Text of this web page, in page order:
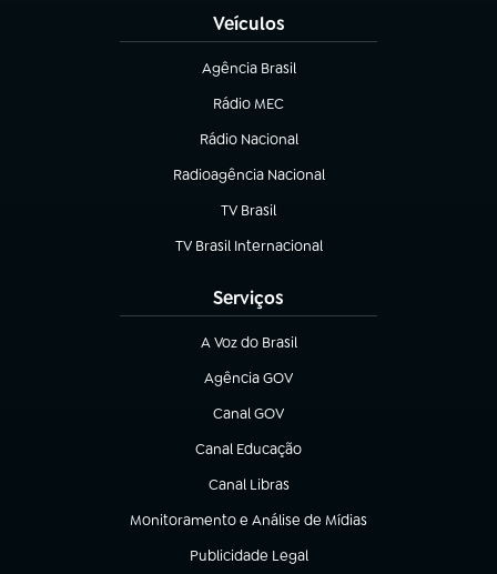
Veículos
Agência Brasil
(abre em nova aba)
Rádio MEC
(abre em nova aba)
Rádio Nacional
Radioagência Nacional
(abre em nova aba)
TV Brasil
(abre em nova aba)
TV Brasil Internacional
(abre em nova aba)
Serviços
A Voz do Brasil
(abre em nova aba)
Agência GOV
(abre em nova aba)
Canal GOV
(abre em nova aba)
Canal Educação
(abre em nova aba)
Canal Libras
(abre em nova aba)
Monitoramento e Análise de Mídias
(abre em nova aba)
Publicidade Legal
(abre em nova aba)